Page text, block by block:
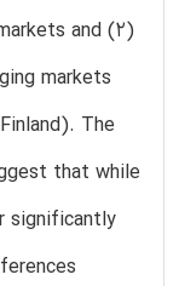
and (2)
markets
The
that while
significantly